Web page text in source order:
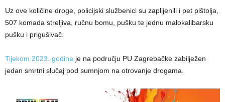
Uz ove količine droge, policijski službenici su zaplijenili i pet pištolja,
507 komada streljiva, ručnu bomu, pušku te jednu malokalibarsku
pušku i prigušivač.
Tijekom 2023. godine je na području PU Zagrebačke zabilježen
jedan smrtni slučaj pod sumnjom na otrovanje drogama.